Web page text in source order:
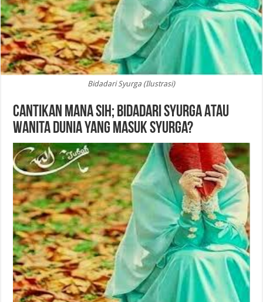
Bidadari Syurga (Ilustrasi)
Cantikan Mana Sih; Bidadari Syurga Atau
Wanita Dunia yang Masuk Syurga?